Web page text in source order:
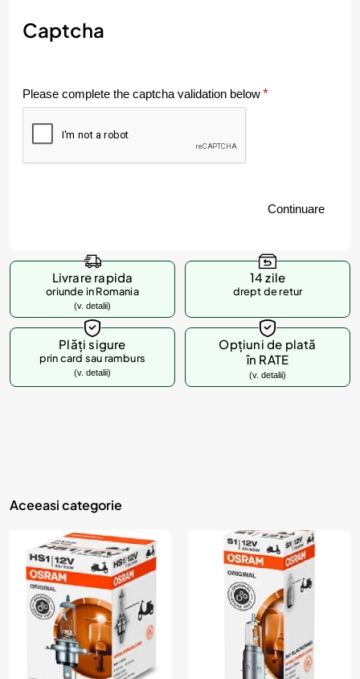
e
l
e
r
d
Captcha
Please complete the captcha validation below
Continuare
Livrare rapida
oriunde in Romania
(v. detalii)
14 zile
drept de retur
Plăți sigure
prin card sau ramburs
(v. detalii)
Opțiuni de plată
în RATE
(v. detalii)
Aceeasi categorie